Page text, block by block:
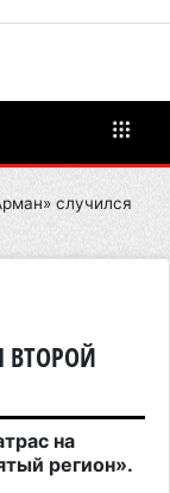
случился
ВТОРОЙ
на
регион».